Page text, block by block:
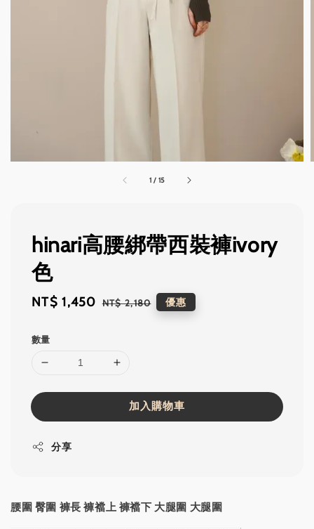
1 / 15
hinari高腰綁帶西裝褲ivory
色
Sale
NT$ 1,450 Regular
NT$ 2,180 優惠
數量
加入購物車
分享
腰圍 臀圍 褲長 褲襠上 褲襠下 大腿圍 大腿圍